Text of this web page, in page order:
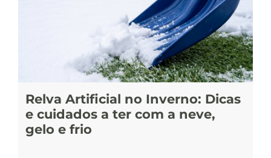
Relva Artificial no Inverno: Dicas
e cuidados a ter com a neve,
gelo e frio